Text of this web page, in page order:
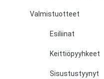
Valmistuotteet
Esiliinat
Keittiöpyyhkeet
Sisustustyynyt